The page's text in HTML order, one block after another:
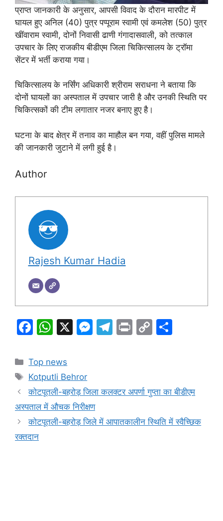
प्राप्त जानकारी के अनुसार, आपसी विवाद के दौरान मारपीट में
घायल हुए अनिल (40) पुत्र पप्पूराम स्वामी एवं कमलेश (50) पुत्र
खींवाराम स्वामी, दोनों निवासी ढाणी गंगादासवाली, को तत्काल
उपचार के लिए राजकीय बीडीएम जिला चिकित्सालय के ट्रॉमा
सेंटर में भर्ती कराया गया।
चिकित्सालय के नर्सिंग अधिकारी श्रीराम सराधना ने बताया कि
दोनों घायलों का अस्पताल में उपचार जारी है और उनकी स्थिति पर
चिकित्सकों की टीम लगातार नजर बनाए हुए है।
घटना के बाद क्षेत्र में तनाव का माहौल बन गया, वहीं पुलिस मामले
की जानकारी जुटाने में लगी हुई है।
Author
Rajesh Kumar Hadia
F
c
e
b
o
o
k
W
at
s
A
p
p
X
M
e
n
g
T
a
Pr C
Li
k
Categories
Top news
Tags
Kotputli Behror
कोटपूतली-बहरोड़ जिला कलक्टर अपर्णा गुप्ता का बीडीएम
अस्पताल में औचक निरीक्षण
कोटपूतली-बहरोड़ जिले में आपातकालीन स्थिति में स्वैच्छिक
रक्तदान